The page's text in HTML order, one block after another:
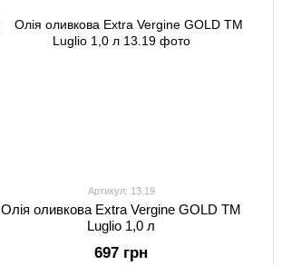
Артикул: 13.19
Олія оливкова Extra Vergine GOLD TM
Luglio 1,0 л
697 грн